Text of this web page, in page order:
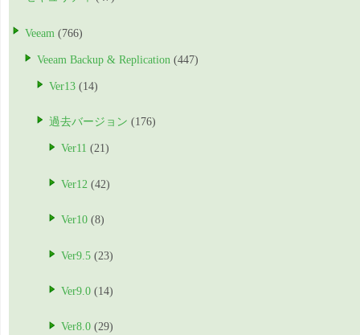
Veeam (766)
Veeam Backup & Replication (447)
Ver13 (14)
過去バージョン (176)
Ver11 (21)
Ver12 (42)
Ver10 (8)
Ver9.5 (23)
Ver9.0 (14)
Ver8.0 (29)